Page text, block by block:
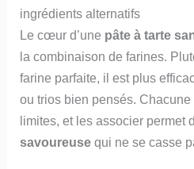
ingrédients alternatifs
Le cœur d’une pâte à tarte
la combinaison de farines.
farine parfaite, il est plus
ou trios bien pensés.
limites, et les associer permet
savoureuse qui ne se casse